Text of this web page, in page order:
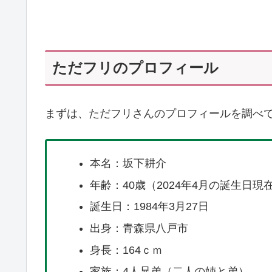
ただフリのプロフィール
まずは、ただフリさんのプロフィールを調べ
本名：坂下耕介
年齢：40歳（2024年4月の誕生日現在
誕生日：1984年3月27日
出身：青森県八戸市
身長：164ｃｍ